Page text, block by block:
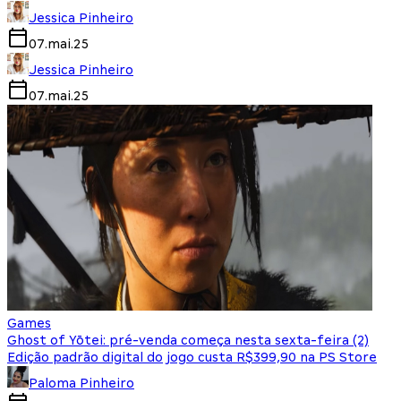
Jessica Pinheiro
07.mai.25
Jessica Pinheiro
07.mai.25
Games
Ghost of Yōtei: pré-venda começa nesta sexta-feira (2)
Edição padrão digital do jogo custa R$399,90 na PS Store
Paloma Pinheiro